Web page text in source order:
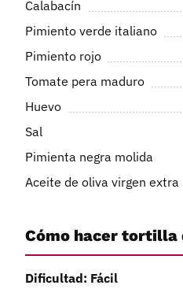
Calabacín
Pimiento verde italiano
Pimiento rojo
Tomate pera maduro
Huevo
Sal
Pimienta negra molida
Aceite de oliva virgen extra
Cómo hacer tortilla
Dificultad: Fácil